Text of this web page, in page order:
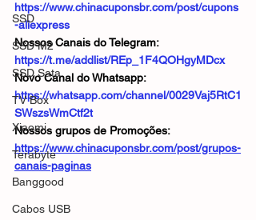
SSD
SSD M2
SSD Sata
TV Box
Xiaomi
Terabyte
Banggood
Cabos USB
https://www.chinacuponsbr.com/post/cupons
-aliexpress
Nossos Canais do Telegram:
https://t.me/addlist/REp_1F4QOHgyMDcx
Novo Canal do Whatsapp:
https://whatsapp.com/channel/0029Vaj5RtC1
SWszsWmCtf2t
Nossos grupos de Promoções:
https://www.chinacuponsbr.com/post/grupos-
canais-paginas